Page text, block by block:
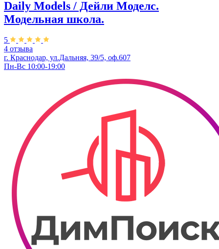
Daily Models / Дейли Моделс.
Модельная школа.
5
4 отзыва
г. Краснодар, ул.Дальняя, 39/5, оф.607
Пн-Вс 10:00-19:00